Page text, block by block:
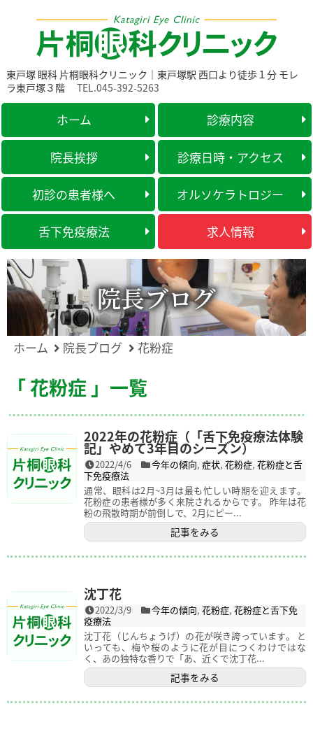
東戸塚 眼科 片桐眼科クリニック｜東戸塚駅 西口より徒歩１分 モレ
ラ東戸塚３階
TEL.045-392-5263
ホーム 診療内容
院長挨拶 診療日時・アクセス
初診の患者様へ オルソケラトロジー
舌下免疫療法 求人情報
院長ブログ
ホーム 院長ブログ 花粉症
「 花粉症 」一覧
2022年の花粉症（「舌下免疫療法体験
記」やめて3年目のシーズン）
2022/4/6 今年の傾向, 症状, 花粉症, 花粉症と舌
下免疫療法
通常、眼科は2月~3月は最も忙しい時期を迎えます。
花粉症の患者様が多く来院されるからです。 昨年は花
粉の飛散時期が前倒しで、2月にピー...
記事をみる
沈丁花
2022/3/9 今年の傾向, 花粉症, 花粉症と舌下免
疫療法
沈丁花（じんちょうげ）の花が咲き誇っています。 と
いっても、梅や桜のように花が目につくわけではな
く、あの独特な香りで「あ、近くで沈丁花...
記事をみる